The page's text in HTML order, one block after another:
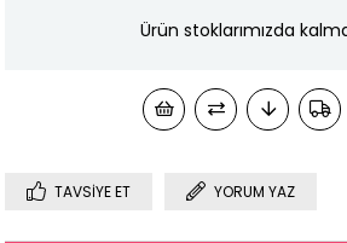
Ürün stoklarımızda
TAVSIYE ET YORUM YAZ